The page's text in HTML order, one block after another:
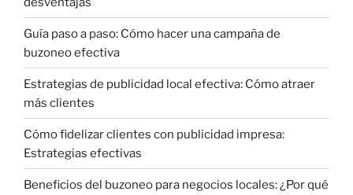
Guía paso a paso: Cómo hacer una campaña de
buzoneo efectiva
Estrategias de publicidad local efectiva: Cómo atraer
más clientes
Cómo fidelizar clientes con publicidad impresa:
Estrategias efectivas
Beneficios del buzoneo para negocios locales: ¿Por qué